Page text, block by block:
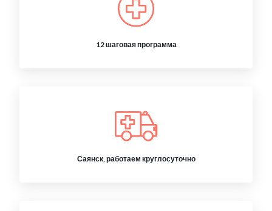
12 шаговая программа
Саянск, работаем круглосуточно